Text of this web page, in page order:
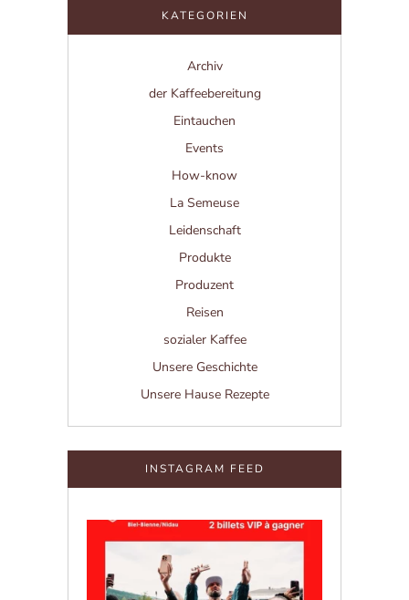
KATEGORIEN
Archiv
der Kaffeebereitung
Eintauchen
Events
How-know
La Semeuse
Leidenschaft
Produkte
Produzent
Reisen
sozialer Kaffee
Unsere Geschichte
Unsere Hause Rezepte
INSTAGRAM FEED